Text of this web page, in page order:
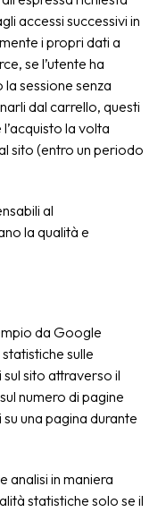
accessi successivi in
i propri dati a
se l’utente ha
sessione senza
dal carrello, questi
la volta
sito (entro un periodo
al
la qualità e
da Google
sulle
sito attraverso il
numero di pagine
una pagina durante
analisi in maniera
statistiche solo se il